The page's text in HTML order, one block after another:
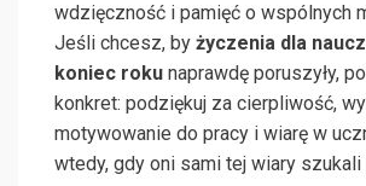
wdzięczność i pamięć o wspólnych
Jeśli chcesz, by życzenia dla
koniec roku naprawdę poruszyły,
konkret: podziękuj za cierpliwość,
motywowanie do pracy i wiarę w
wtedy, gdy oni sami tej wiary szukali